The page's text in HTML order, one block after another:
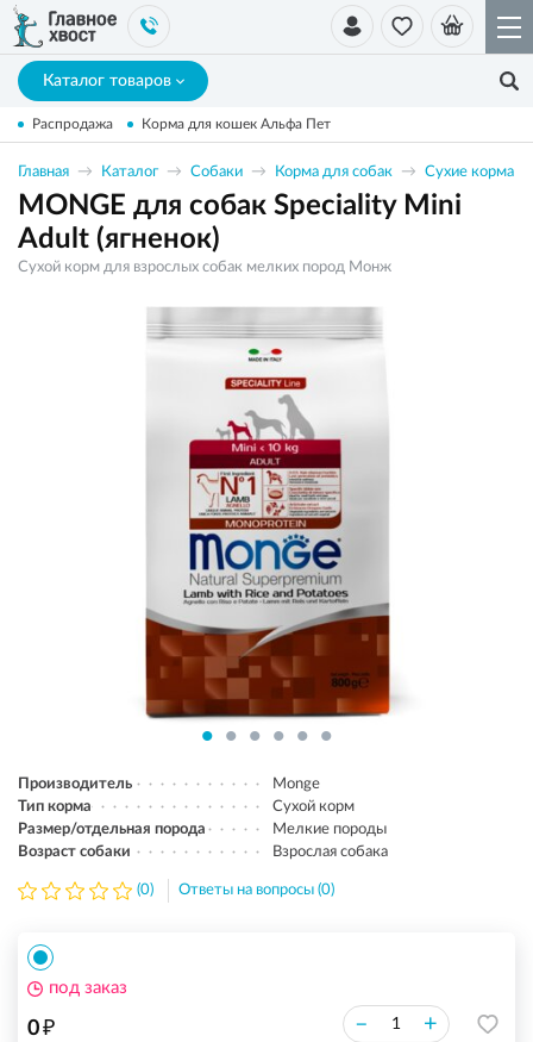
Каталог товаров
Распродажа Корма для кошек Альфа Пет
Главная Каталог Собаки Корма для собак Сухие корма
MONGE для собак Speciality Mini
Adult (ягненок)
Сухой корм для взрослых собак мелких пород Монж
Производитель
Monge
Тип корма
Сухой корм
Размер/отдельная порода
Мелкие породы
Возраст собаки
Взрослая собака
(0) Ответы на вопросы (0)
0₽ – +
под заказ